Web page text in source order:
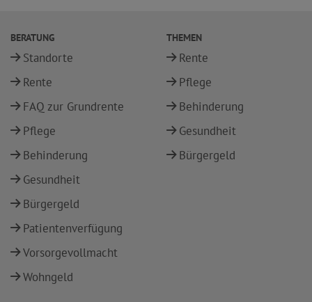
BERATUNG
Standorte
Rente
FAQ zur Grundrente
Pflege
Behinderung
Gesundheit
Bürgergeld
Patientenverfügung
Vorsorgevollmacht
Wohngeld
THEMEN
Rente
Pflege
Behinderung
Gesundheit
Bürgergeld